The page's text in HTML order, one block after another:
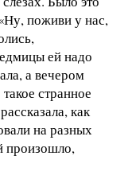
поживи у нас,
ей надо
а вечером
странное
как
на разных
произошло,